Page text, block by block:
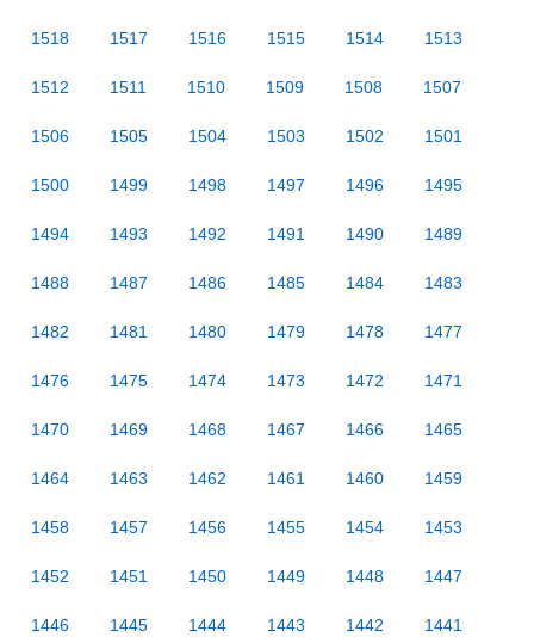
1518 1517 1516 1515 1514 1513
1512 1511 1510 1509 1508 1507
1506 1505 1504 1503 1502 1501
1500 1499 1498 1497 1496 1495
1494 1493 1492 1491 1490 1489
1488 1487 1486 1485 1484 1483
1482 1481 1480 1479 1478 1477
1476 1475 1474 1473 1472 1471
1470 1469 1468 1467 1466 1465
1464 1463 1462 1461 1460 1459
1458 1457 1456 1455 1454 1453
1452 1451 1450 1449 1448 1447
1446 1445 1444 1443 1442 1441